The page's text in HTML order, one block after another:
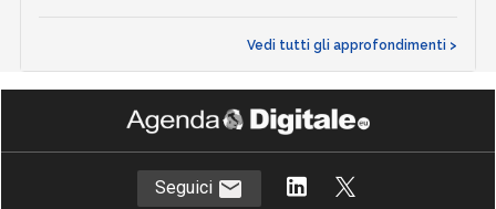
Vedi tutti gli approfondimenti >
Seguici